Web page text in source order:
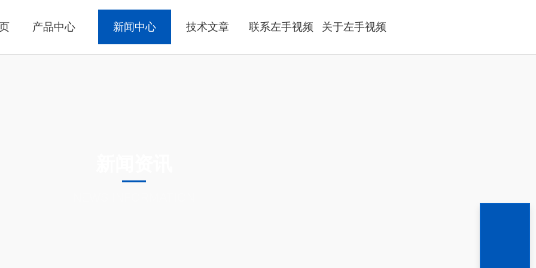
产品中心 新闻中心 技术文章 联系左手视频 关于左手视频